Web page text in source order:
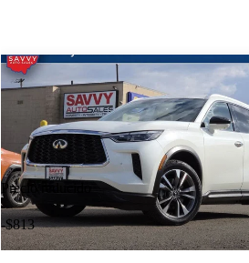
Precio reducido
-$813